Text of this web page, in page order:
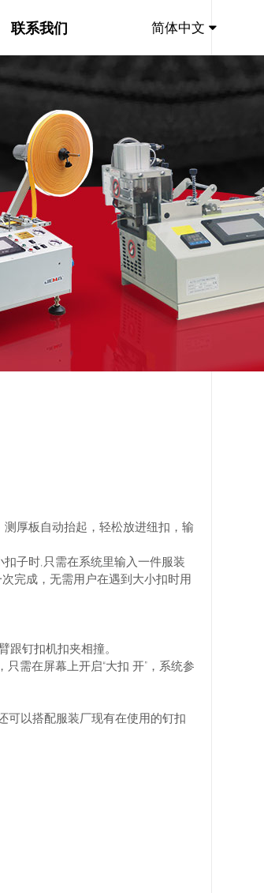
联系我们 简体中文
厚板自动抬起，轻松放进纽扣，输
子时,只需在系统里输入一件服装
完成，无需用户在遇到大小扣时用
跟钉扣机扣夹相撞。
需在屏幕上开启“大扣 开”，系统参
以搭配服装厂现有在使用的钉扣